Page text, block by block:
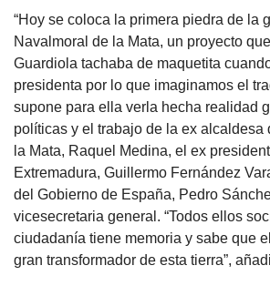
“Hoy se coloca la primera piedra de la
Navalmoral de la Mata, un proyecto
Guardiola tachaba de maquetita
presidenta por lo que imaginamos el
supone para ella verla hecha realidad
políticas y el trabajo de la ex alcaldesa
la Mata, Raquel Medina, el ex
Extremadura, Guillermo Fernández
del Gobierno de España, Pedro
vicesecretaria general. “Todos ellos
ciudadanía tiene memoria y sabe que
gran transformador de esta tierra”,